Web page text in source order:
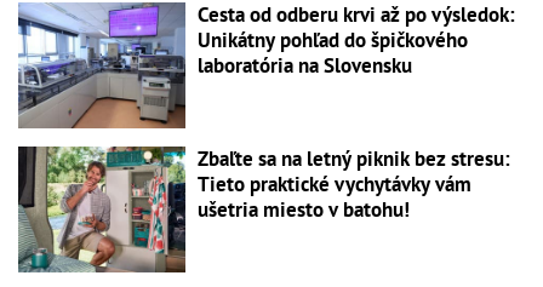
Cesta od odberu krvi až po výsledok:
Unikátny pohľad do špičkového
laboratória na Slovensku
Zbaľte sa na letný piknik bez stresu:
Tieto praktické vychytávky vám
ušetria miesto v batohu!